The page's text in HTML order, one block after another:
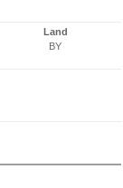
Land
BY